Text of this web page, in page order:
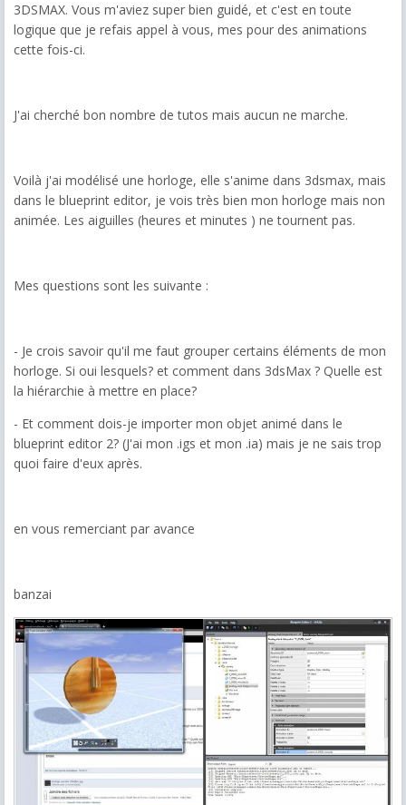
3DSMAX. Vous m'aviez super bien guidé, et c'est en toute
logique que je refais appel à vous, mes pour des animations
cette fois-ci.
J'ai cherché bon nombre de tutos mais aucun ne marche.
Voilà j'ai modélisé une horloge, elle s'anime dans 3dsmax, mais
dans le blueprint editor, je vois très bien mon horloge mais non
animée. Les aiguilles (heures et minutes ) ne tournent pas.
Mes questions sont les suivante :
- Je crois savoir qu'il me faut grouper certains éléments de mon
horloge. Si oui lesquels? et comment dans 3dsMax ? Quelle est
la hiérarchie à mettre en place?
- Et comment dois-je importer mon objet animé dans le
blueprint editor 2? (J'ai mon .igs et mon .ia) mais je ne sais trop
quoi faire d'eux après.
en vous remerciant par avance
banzai